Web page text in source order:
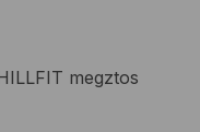
megztos